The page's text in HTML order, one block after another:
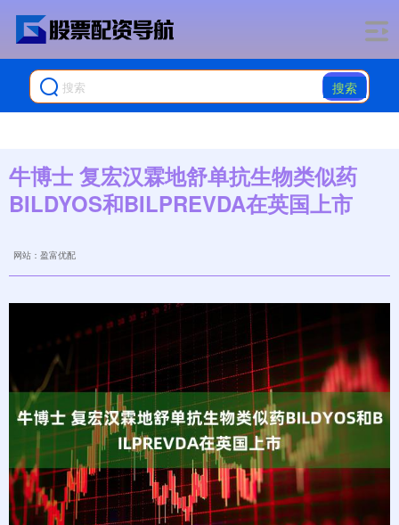
搜索
牛博士 复宏汉霖地舒单抗生物类似药
BILDYOS和BILPREVDA在英国上市
网站：盈富优配